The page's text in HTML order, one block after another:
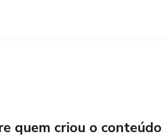
quem criou o conteúdo